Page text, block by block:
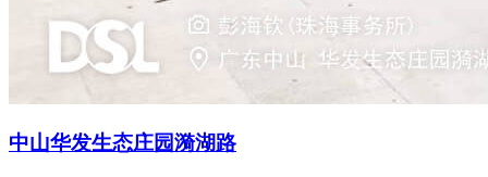
中山华发生态庄园漪湖路